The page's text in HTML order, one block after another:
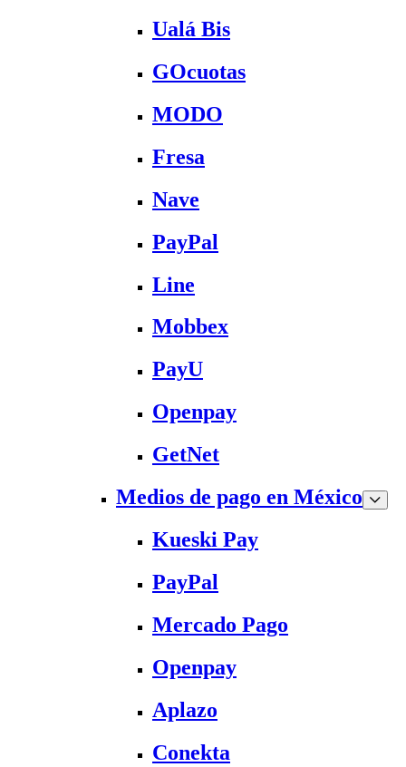
Ualá Bis
GOcuotas
MODO
Fresa
Nave
PayPal
Line
Mobbex
PayU
Openpay
GetNet
Medios de pago en México
Kueski Pay
PayPal
Mercado Pago
Openpay
Aplazo
Conekta